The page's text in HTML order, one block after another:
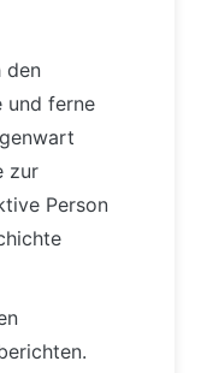
den
und ferne
zur
Person